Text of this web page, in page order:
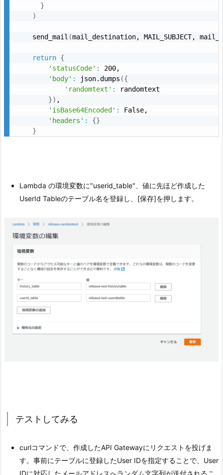
}
)
    send_mail
(mail_destination, MAIL_SUBJECT,
return {
'statusCode' :
200,
'body' : json.dumps ({
'randomtext' :
randomtext
}) ,
'isBase64Encoded' :
False,
'headers' : {}
}
Lambda の環境変数に"userid_table"、値に先ほど作成した
UserId Tableのテーブル名を登録し、[保存]を押します。
テストしてみる
curlコマンドで、作成したAPI Gatewayにリクエストを投げま
す。事前にテーブルに登録したUser IDを指定することで、User
IDに対応したメールアドレスへランダム文字列が送付されるこ